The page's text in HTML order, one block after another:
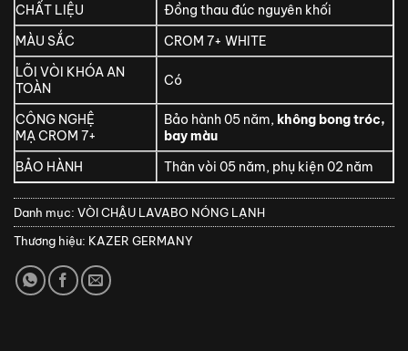
CHẤT LIỆU
Đồng thau đúc nguyên khối
MÀU SẮC
CROM 7+ WHITE
LÕI VÒI KHÓA AN
TOÀN
Có
CÔNG NGHỆ
MẠ CROM 7+
Bảo hành 05 năm, không bong tróc,
bay màu
BẢO HÀNH
Thân vòi 05 năm, phụ kiện 02 năm
Danh mục: VÒI CHẬU LAVABO NÓNG LẠNH
Thương hiệu: KAZER GERMANY